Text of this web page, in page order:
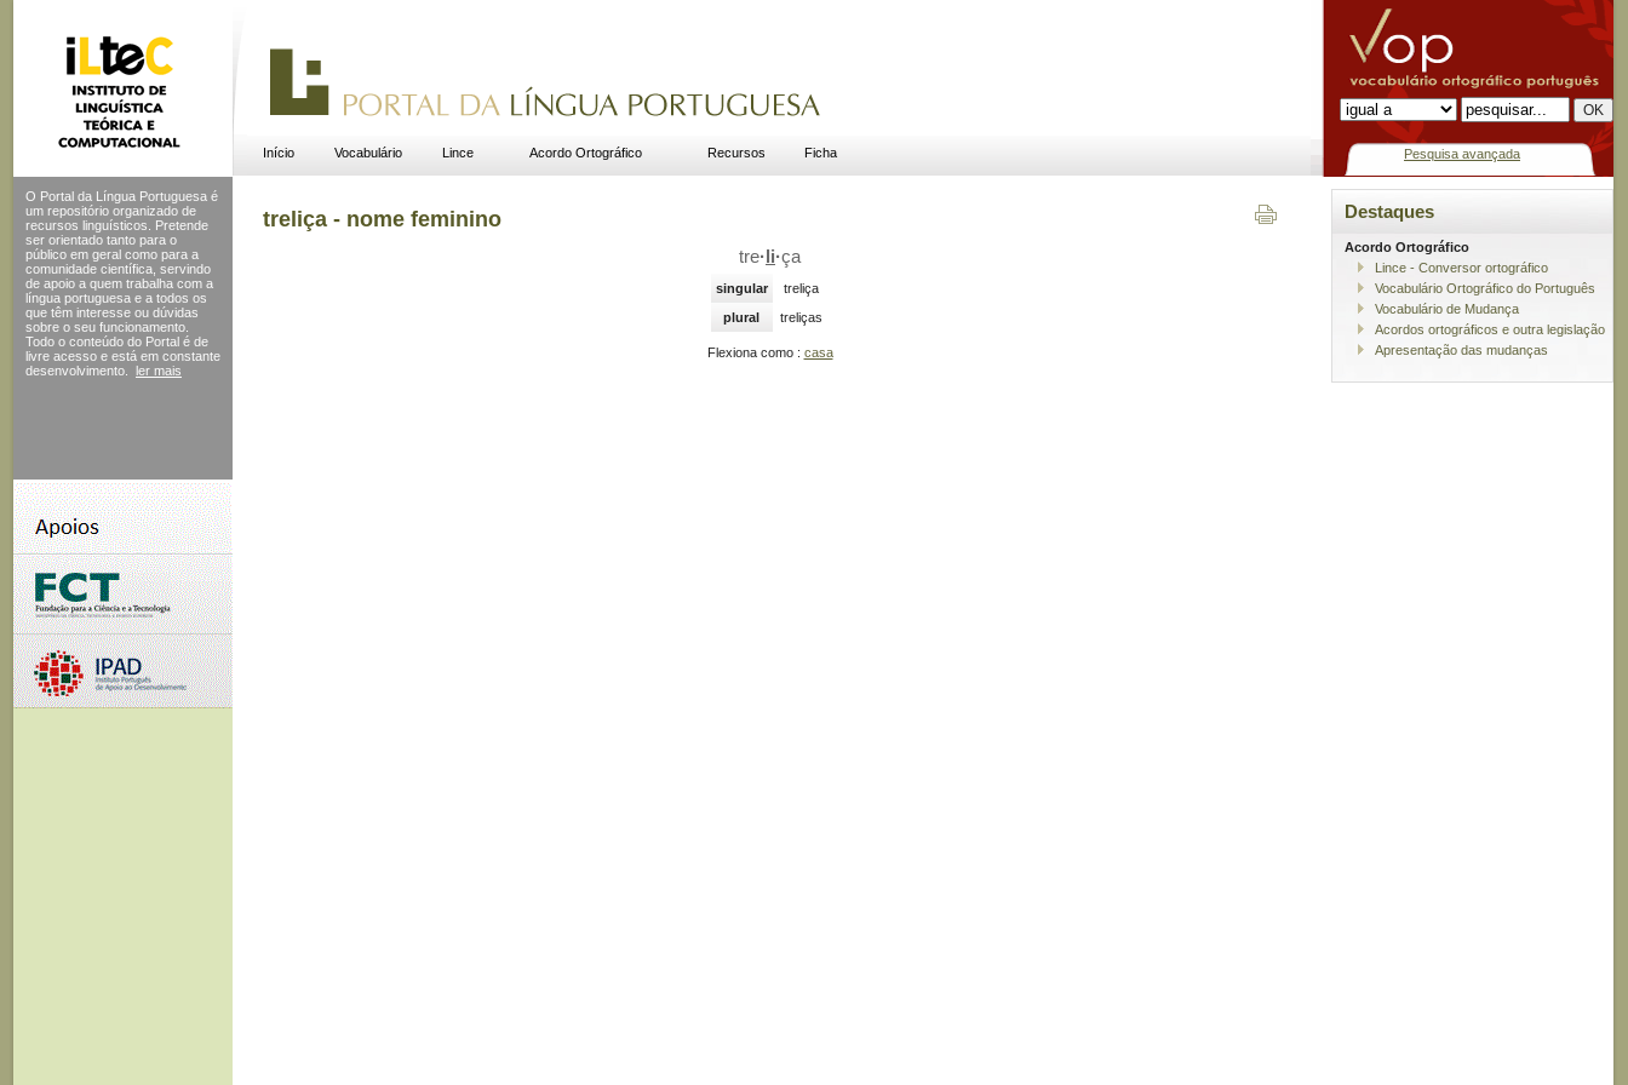
Início Vocabulário Lince Acordo Ortográfico Recursos Ficha Pesquisa avançada
O Portal da Língua Portuguesa é
um repositório organizado de
recursos linguísticos. Pretende
ser orientado tanto para o
público em geral como para a
comunidade científica, servindo
de apoio a quem trabalha com a
língua portuguesa e a todos os
que têm interesse ou dúvidas
sobre o seu funcionamento.
Todo o conteúdo do Portal é de
livre acesso e está em constante
desenvolvimento.
ler mais
treliça - nome feminino
tre· li·ça
singular
treliça
plural
treliças
Flexiona como : casa
Destaques
Acordo Ortográfico
Lince - Conversor ortográfico
Vocabulário Ortográfico do Português
Vocabulário de Mudança
Acordos ortográficos e outra legislação
Apresentação das mudanças